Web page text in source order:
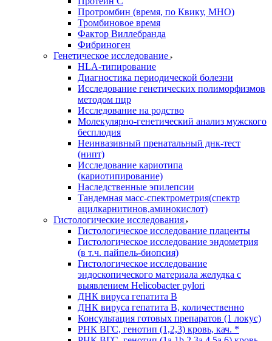
Протромбин (время, по Квику, МНО)
Тромбиновое время
Фактор Виллебранда
Фибриноген
Генетическое исследование
HLA-типирование
Диагностика периодической болезни
Исследование генетических полиморфизмов
методом пцр
Исследование на родство
Молекулярно-генетический анализ мужского
бесплодия
Неинвазивный пренатальный днк-тест
(нипт)
Исследование кариотипа
(кариотипирование)
Наследственные эпилепсии
Тандемная масс-спектрометрия(спектр
ацилкарнитинов,аминокислот)
Гистологические исследования
Гистологическое исследование плаценты
Гистологическое исследование эндометрия
(в т.ч. пайпель-биопсия)
Гистологическое исследование
эндоскопического материала желудка с
выявлением Helicobacter pylori
ДНК вируса гепатита B
ДНК вируса гепатита B, количественно
Консультация готовых препаратов (1 локус)
РНК ВГC, генотип (1,2,3) кровь, кач. *